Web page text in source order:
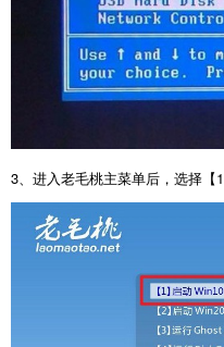
3 、进入老毛桃主菜单后，选择【1